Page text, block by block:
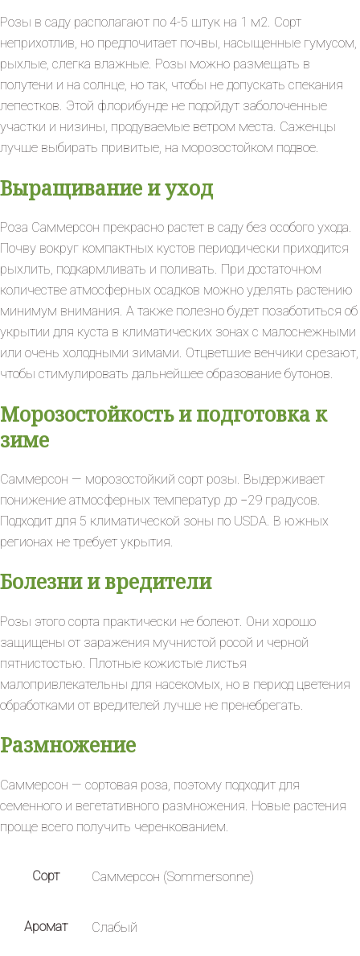
Розы в саду располагают по 4-5 штук на 1 м2. Сорт
неприхотлив, но предпочитает почвы, насыщенные гумусом,
рыхлые, слегка влажные. Розы можно размещать в
полутени и на солнце, но так, чтобы не допускать спекания
лепестков. Этой флорибунде не подойдут заболоченные
участки и низины, продуваемые ветром места. Саженцы
лучше выбирать привитые, на морозостойком подвое.
Выращивание и уход
Роза Саммерсон прекрасно растет в саду без особого ухода.
Почву вокруг компактных кустов периодически приходится
рыхлить, подкармливать и поливать. При достаточном
количестве атмосферных осадков можно уделять растению
минимум внимания. А также полезно будет позаботиться об
укрытии для куста в климатических зонах с малоснежными
или очень холодными зимами. Отцветшие венчики срезают,
чтобы стимулировать дальнейшее образование бутонов.
Морозостойкость и подготовка к
зиме
Саммерсон — морозостойкий сорт розы. Выдерживает
понижение атмосферных температур до −29 градусов.
Подходит для 5 климатической зоны по USDA. В южных
регионах не требует укрытия.
Болезни и вредители
Розы этого сорта практически не болеют. Они хорошо
защищены от заражения мучнистой росой и черной
пятнистостью. Плотные кожистые листья
малопривлекательны для насекомых, но в период цветения
обработками от вредителей лучше не пренебрегать.
Размножение
Саммерсон — сортовая роза, поэтому подходит для
семенного и вегетативного размножения. Новые растения
проще всего получить черенкованием.
Сорт Саммерсон (Sommersonne)
Аромат Слабый